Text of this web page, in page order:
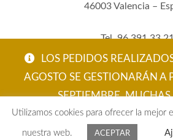
LOS PEDIDOS
AGOSTO SE GESTIONARÁN A
SEPTIEMBRE. MUCHAS
ACEPTAR
46003 Valencia –
Tel. 96 391 33
Mov. 620 123
Utilizamos cookies para ofrecer la mejor
nuestra web. ACEPTAR